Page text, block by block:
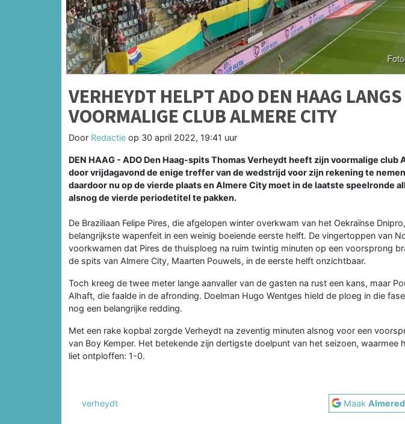
VERHEYDT HELPT ADO DEN HAAG LANGS
VOORMALIGE CLUB ALMERE CITY
Door Redactie op 30 april 2022, 19:41 uur
DEN HAAG - ADO Den Haag-spits Thomas Verheydt heeft zijn voormalige club
door vrijdagavond de enige treffer van de wedstrijd voor zijn rekening te
daardoor nu op de vierde plaats en Almere City moet in de laatste speelronde
alsnog de vierde periodetitel te pakken.
De Braziliaan Felipe Pires, die afgelopen winter overkwam van het Oekraïnse
belangrijkste wapenfeit in een weinig boeiende eerste helft. De vingertoppen van
voorkwamen dat Pires de thuisploeg na ruim twintig minuten op een voorsprong
de spits van Almere City, Maarten Pouwels, in de eerste helft onzichtbaar.
Toch kreeg de twee meter lange aanvaller van de gasten na rust een kans, maar
Alhaft, die faalde in de afronding. Doelman Hugo Wentges hield de ploeg in die
nog een belangrijke redding.
Met een rake kopbal zorgde Verheydt na zeventig minuten alsnog voor een
van Boy Kemper. Het betekende zijn dertigste doelpunt van het seizoen, waarmee
liet ontploffen: 1-0.
verheydt Maak